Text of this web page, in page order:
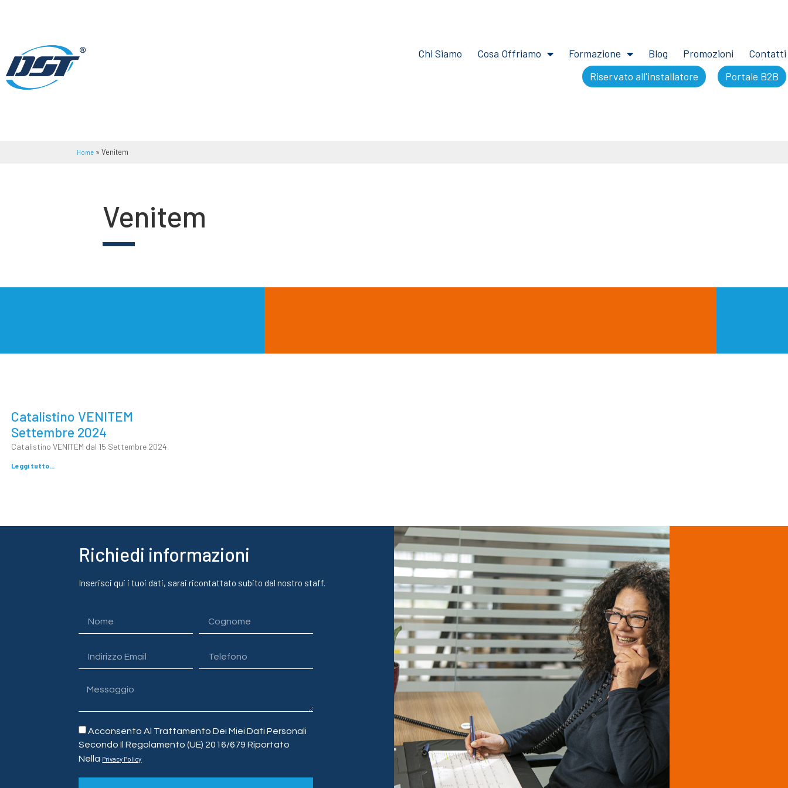
Chi Siamo Cosa Offriamo Formazione Blog Promozioni
Contatti
Riservato all'installatore
Portale B2B
Home» Venitem
Venitem
Catalistino VENITEM
Settembre 2024
Catalistino VENITEM dal 15 Settembre 2024
Leggi tutto...
Richiedi informazioni
Inserisci qui i tuoi dati, sarai ricontattato subito dal nostro staff.
Acconsento Al Trattamento Dei Miei Dati Personali
Secondo Il Regolamento (UE) 2016/679 Riportato
Nella Privacy Policy